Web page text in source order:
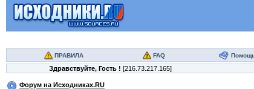
ПРАВИЛА FAQ
Здравствуйте, Гость ! [216.73.217.165]
Форум на Исходниках.RU